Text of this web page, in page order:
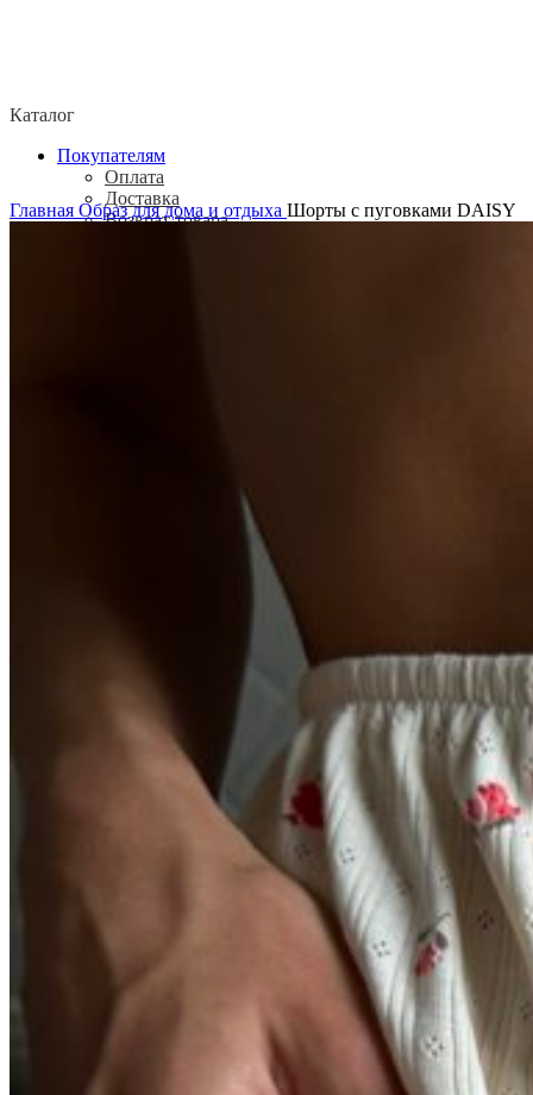
Каталог
Покупателям
Оплата
Доставка
Возврат товара
Главная Образ для дома и отдыха Шорты с пуговками DAISY